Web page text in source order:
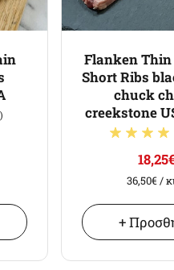
Flanken Thin
Short Ribs
chuck
creekstone
36,50€/
+